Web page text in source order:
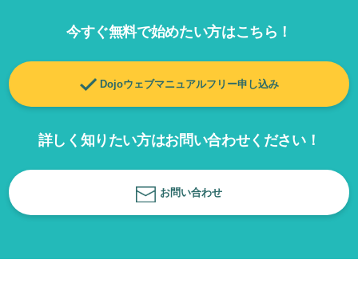
今すぐ無料で始めたい方はこちら！
Dojoウェブマニュアルフリー申し込み
詳しく知りたい方はお問い合わせください！
お問い合わせ